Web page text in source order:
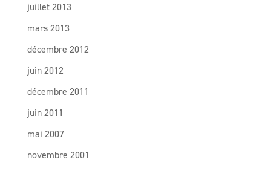
juillet 2013
mars 2013
décembre 2012
juin 2012
décembre 2011
juin 2011
mai 2007
novembre 2001